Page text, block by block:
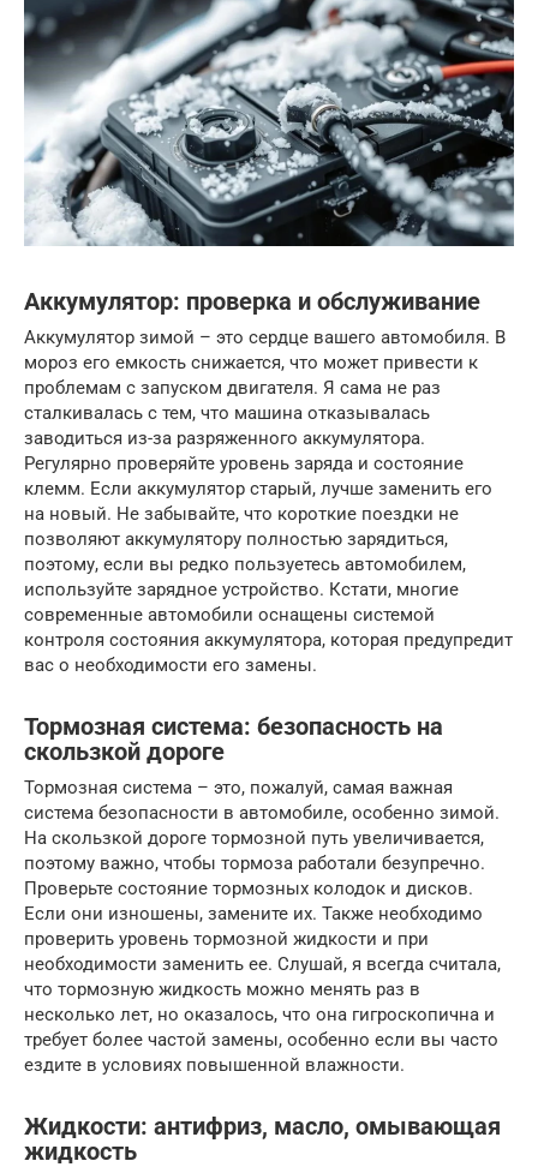
Аккумулятор: проверка и обслуживание
Аккумулятор зимой – это сердце вашего автомобиля. В
мороз его емкость снижается, что может привести к
проблемам с запуском двигателя. Я сама не раз
сталкивалась с тем, что машина отказывалась
заводиться из-за разряженного аккумулятора.
Регулярно проверяйте уровень заряда и состояние
клемм. Если аккумулятор старый, лучше заменить его
на новый. Не забывайте, что короткие поездки не
позволяют аккумулятору полностью зарядиться,
поэтому, если вы редко пользуетесь автомобилем,
используйте зарядное устройство. Кстати, многие
современные автомобили оснащены системой
контроля состояния аккумулятора, которая предупредит
вас о необходимости его замены.
Тормозная система: безопасность на
скользкой дороге
Тормозная система – это, пожалуй, самая важная
система безопасности в автомобиле, особенно зимой.
На скользкой дороге тормозной путь увеличивается,
поэтому важно, чтобы тормоза работали безупречно.
Проверьте состояние тормозных колодок и дисков.
Если они изношены, замените их. Также необходимо
проверить уровень тормозной жидкости и при
необходимости заменить ее. Слушай, я всегда считала,
что тормозную жидкость можно менять раз в
несколько лет, но оказалось, что она гигроскопична и
требует более частой замены, особенно если вы часто
ездите в условиях повышенной влажности.
Жидкости: антифриз, масло, омывающая
жидкость